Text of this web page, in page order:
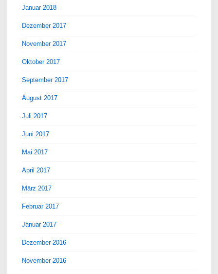
Januar 2018
Dezember 2017
November 2017
Oktober 2017
September 2017
August 2017
Juli 2017
Juni 2017
Mai 2017
April 2017
März 2017
Februar 2017
Januar 2017
Dezember 2016
November 2016